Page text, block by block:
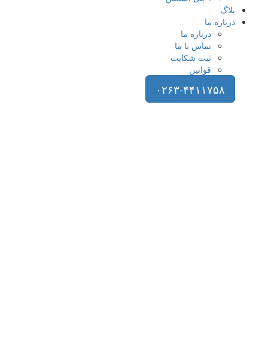
بلاگ
درباره ما
درباره ما
تماس با ما
ثبت شکایت
قوانین
۰۲۶۳-۴۴۱۱۷۵۸